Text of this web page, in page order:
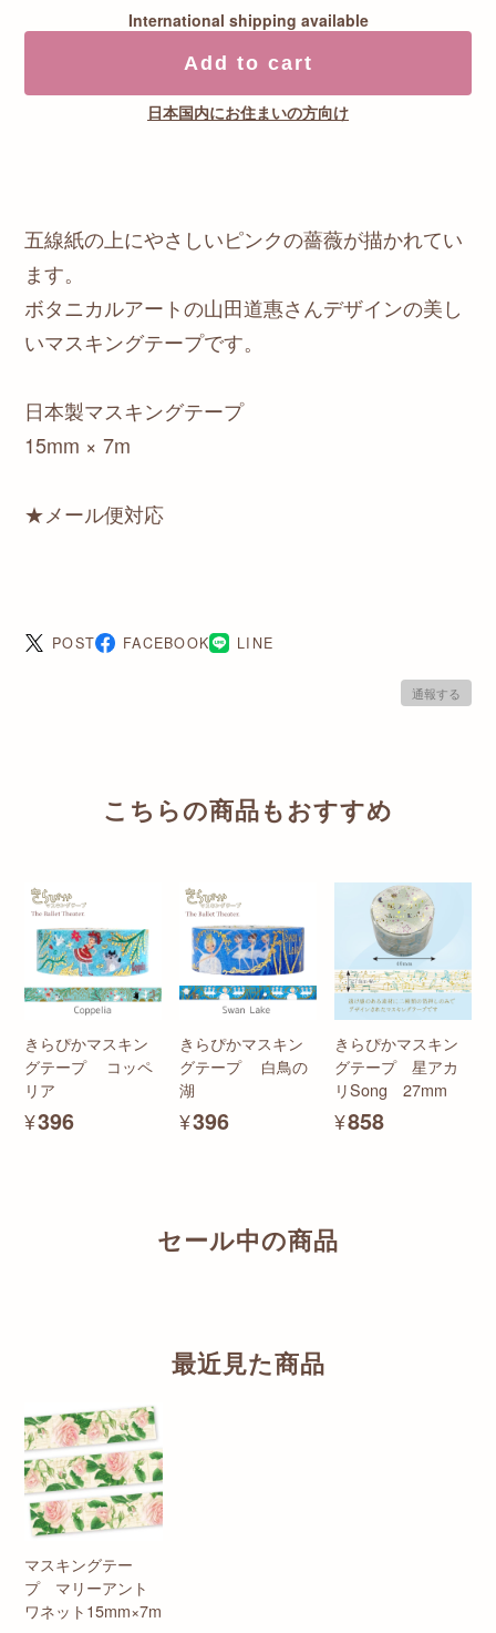
International shipping available
Add to cart
日本国内にお住まいの方向け
五線紙の上にやさしいピンクの薔薇が描かれてい
ます。
ボタニカルアートの山田道惠さんデザインの美し
いマスキングテープです。
日本製マスキングテープ
15mm × 7m
★メール便対応
POST FACEBOOK LINE
通報する
こちらの商品もおすすめ
きらぴかマスキン
グテープ コッペ
リア
¥396
きらぴかマスキン
グテープ 白鳥の
湖
¥396
きらぴかマスキン
グテープ 星アカ
リSong 27mm
¥858
セール中の商品
最近見た商品
マスキングテー
プ マリーアント
ワネット15mm×7m